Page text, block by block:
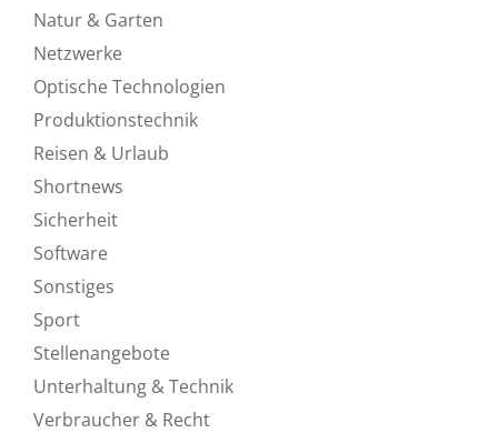
Natur & Garten
Netzwerke
Optische Technologien
Produktionstechnik
Reisen & Urlaub
Shortnews
Sicherheit
Software
Sonstiges
Sport
Stellenangebote
Unterhaltung & Technik
Verbraucher & Recht